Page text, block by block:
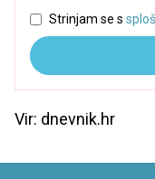
Strinjam se s
Vir: dnevnik.hr